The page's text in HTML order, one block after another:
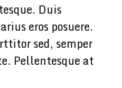
Duis
eros posuere.
sed, semper
Pellentesque at